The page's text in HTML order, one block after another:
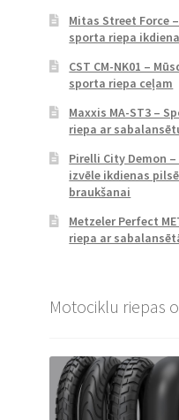
Mitas Street Force
sporta riepa
CST CM-NK01 –
sporta riepa ceļam
Maxxis MA-ST3 –
riepa ar
Pirelli City Demon
izvēle ikdienas
braukšanai
Metzeler Perfect
riepa ar
Motociklu riepas